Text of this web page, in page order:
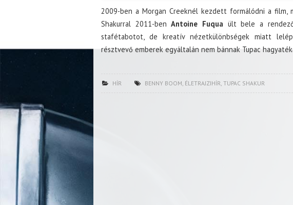
2009-ben a Morgan Creeknél kezdett formálódni a film,
Shakurral 2011-ben Antoine Fuquaült bele a
stafétabotot, de kreatív nézetkülönbségek miatt
résztvevő emberek egyáltalán nem bánnak Tupac
HÍR BENNY BOOM, ÉLETRAJZIHÍR, TUPAC SHAKUR